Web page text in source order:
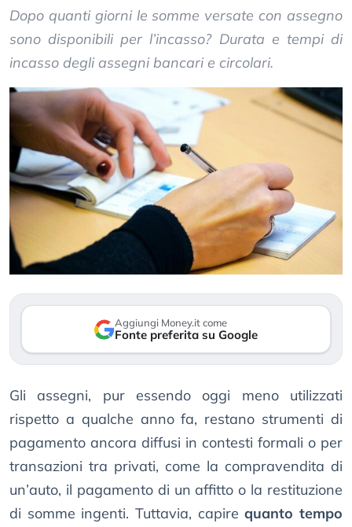
Dopo quanti giorni le somme versate con assegno
sono disponibili per l’incasso? Durata e tempi di
incasso degli assegni bancari e circolari.
Aggiungi Money.it come
Fonte preferita su Google
Gli assegni, pur essendo oggi meno utilizzati
rispetto a qualche anno fa, restano strumenti di
pagamento ancora diffusi in contesti formali o per
transazioni tra privati, come la compravendita di
un’auto, il pagamento di un affitto o la restituzione
di somme ingenti. Tuttavia, capirequanto tempo